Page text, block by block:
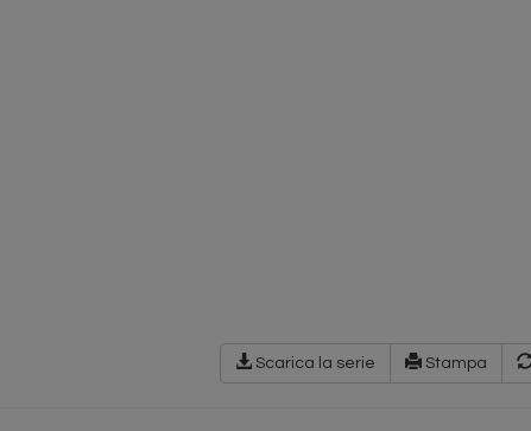
Scarica la serie Stampa